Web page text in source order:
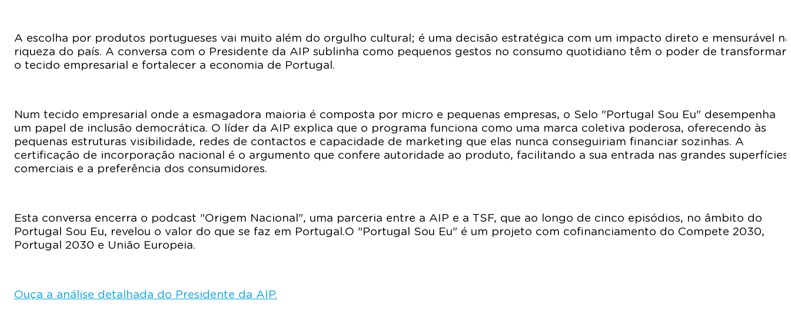
A escolha por produtos portugueses vai muito além do orgulho cultural; é uma decisão estratégica com um impacto direto e mensurável na
riqueza do país. A conversa com o Presidente da AIP sublinha como pequenos gestos no consumo quotidiano têm o poder de transformar
o tecido empresarial e fortalecer a economia de Portugal.
Num tecido empresarial onde a esmagadora maioria é composta por micro e pequenas empresas, o Selo "Portugal Sou Eu" desempenha
um papel de inclusão democrática. O líder da AIP explica que o programa funciona como uma marca coletiva poderosa, oferecendo às
pequenas estruturas visibilidade, redes de contactos e capacidade de marketing que elas nunca conseguiriam financiar sozinhas. A
certificação de incorporação nacional é o argumento que confere autoridade ao produto, facilitando a sua entrada nas grandes superfícies
comerciais e a preferência dos consumidores.
Esta conversa encerra o podcast "Origem Nacional", uma parceria entre a AIP e a TSF, que ao longo de cinco episódios, no âmbito do
Portugal Sou Eu, revelou o valor do que se faz em Portugal. O "Portugal Sou Eu" é um projeto com cofinanciamento do Compete 2030,
Portugal 2030 e União Europeia.
Ouça a análise detalhada do Presidente da AIP.